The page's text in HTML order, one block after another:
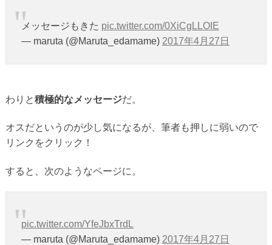
メッセージもきた pic.twitter.com/0XiCgLLOIE
— maruta (@Maruta_edamame) 2017年4月27日
わりと積極的なメッセージだ。
オスだというのが少し気になるが、筆者も押しに弱いので
リンクをクリック！
すると、次のようなページに。
pic.twitter.com/YfeJbxTrdL
— maruta (@Maruta_edamame) 2017年4月27日